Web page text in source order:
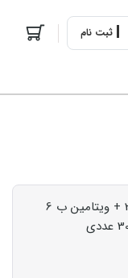
ثبت نام
قرص منیزیم 350 + ویتامین ب 6